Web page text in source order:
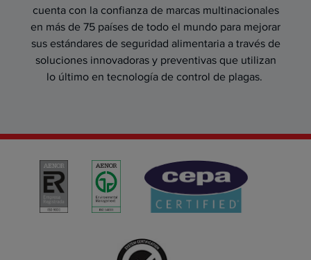
cuenta con la confianza de marcas multinacionales
en más de 75 países de todo el mundo para mejorar
sus estándares de seguridad alimentaria a través de
soluciones innovadoras y preventivas que utilizan
lo último en tecnología de control de plagas.